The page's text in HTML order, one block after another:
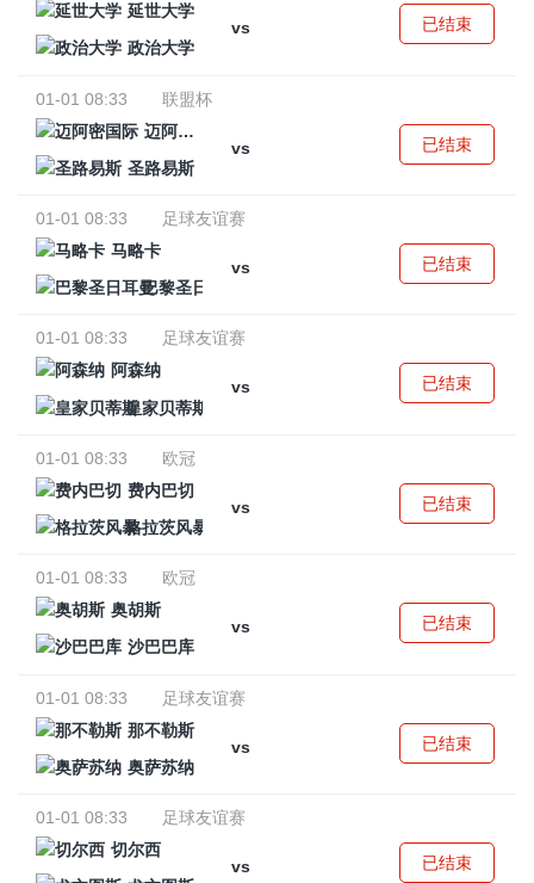
延世大学
vs
政治大学
已结束
01-01 08:33
联盟杯
迈阿密国际
vs
圣路易斯
已结束
01-01 08:33
足球友谊赛
马略卡
vs
巴黎圣日耳曼
已结束
01-01 08:33
足球友谊赛
阿森纳
vs
皇家贝蒂斯
已结束
01-01 08:33
欧冠
费内巴切
vs
格拉茨风暴
已结束
01-01 08:33
欧冠
奥胡斯
vs
沙巴巴库
已结束
01-01 08:33
足球友谊赛
那不勒斯
vs
奥萨苏纳
已结束
01-01 08:33
足球友谊赛
切尔西
vs
已结束